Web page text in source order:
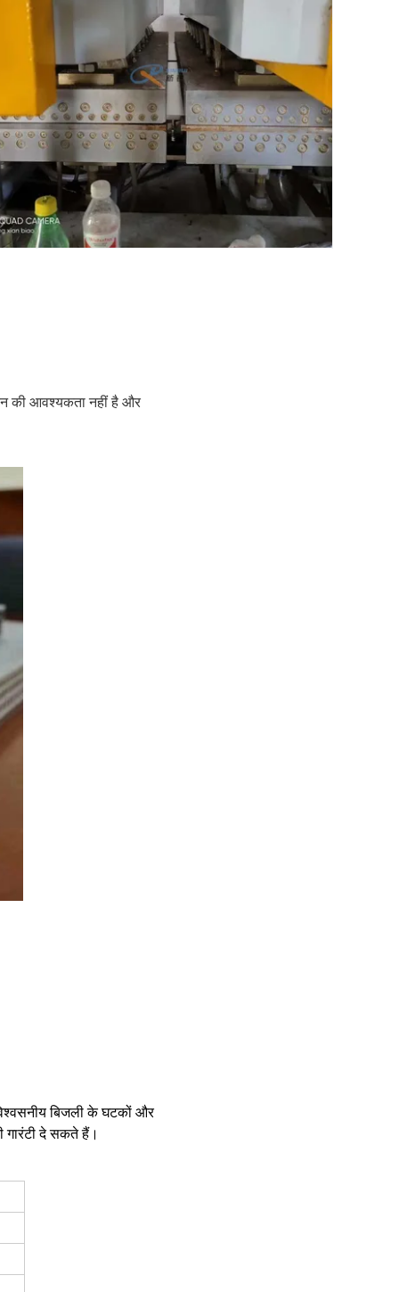
की आवश्यकता नहीं है और
बिजली के घटकों और
दे सकते हैं।